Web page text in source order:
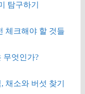
탐구하기
체크해야 할 것들
무엇인가?
채소와 버섯 찾기